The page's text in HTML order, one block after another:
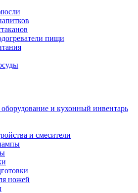
пищи
и кухонный инвентарь
и смесители
ножей